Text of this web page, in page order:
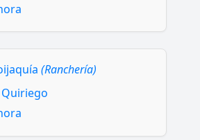
(Ranchería)
Quiriego